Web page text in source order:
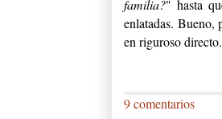
familia?" hasta
enlatadas. Bueno,
en riguroso directo.
9 comentarios